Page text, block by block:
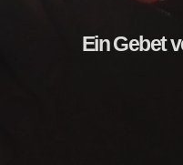
Ein Gebet